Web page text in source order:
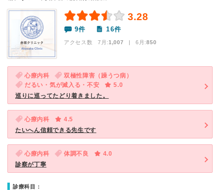
3.28
9件 16件
アクセス数 7月:1,007 | 6月:850
心療内科
双極性障害（躁うつ病）
だるい・気が滅入る・不安
5.0
巡りに巡ってたどり着きました。
心療内科
4.5
たいへん信頼できる先生です
心療内科 体調不良
4.0
診察が丁寧
診療科目：